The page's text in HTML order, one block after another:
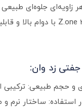
زاویه‌ای جلوه‌ای
زد وان:
حجم طبیعی: ترکیبی
ساختار نرم